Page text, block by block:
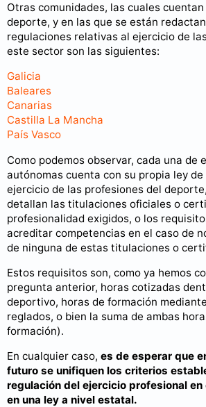
Otras comunidades, las cuales
deporte, y en las que se están
regulaciones relativas al ejercicio de
este sector son las siguientes:
Galicia
Baleares
Canarias
Castilla La Mancha
País Vasco
Como podemos observar, cada una de
autónomas cuenta con su propia ley
ejercicio de las profesiones del
detallan las titulaciones oficiales o
profesionalidad exigidos, o los
acreditar competencias en el caso de
de ninguna de estas titulaciones o
Estos requisitos son, como ya hemos
pregunta anterior, horas cotizadas
deportivo, horas de formación
reglados, o bien la suma de ambas
formación).
En cualquier caso, es de esperar que
futuro se unifiquen los criterios
regulación del ejercicio profesional
en una ley a nivel estatal.